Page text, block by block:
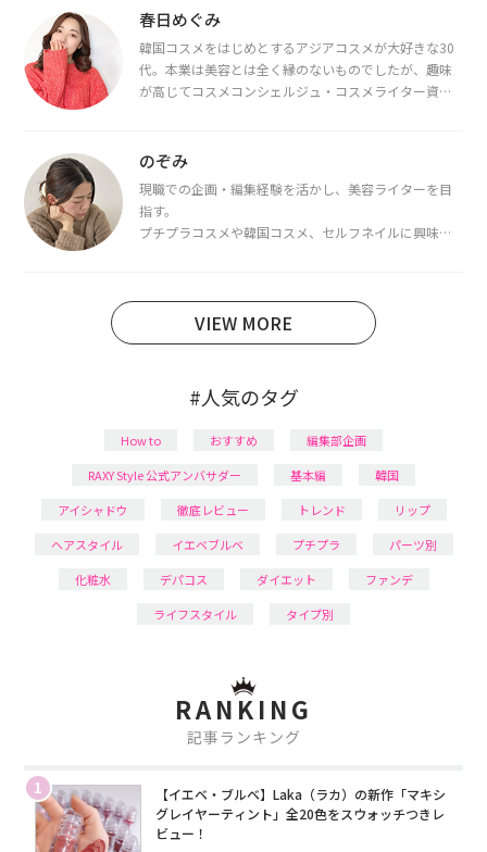
春日めぐみ
韓国コスメをはじめとするアジアコスメが大好きな30
代。本業は美容とは全く縁のないものでしたが、趣味
が高じてコスメコンシェルジュ・コスメライター資格
断・骨格診断によるイメージコンサルティングも行っ
のぞみ
現職での企画・編集経験を活かし、美容ライターを目
指す。
プチプラコスメや韓国コスメ、セルフネイルに興味が
日本化粧品検定1級保有。
VIEW MORE
#人気のタグ
How to おすすめ
編集部企画
RAXY Style 公式アンバサダー
基本編
韓国
アイシャドウ
徹底レビュー トレンド
リップ
ヘアスタイル
イエベブルベ プチプラ
パーツ別
化粧水
デパコス ダイエット
ファンデ
ライフスタイル
タイプ別
RANKING
記事ランキング
1
【イエベ・ブルベ】Laka（ラカ）の新作「マキシ
グレイヤーティント」全20色をスウォッチつきレ
ビュー！